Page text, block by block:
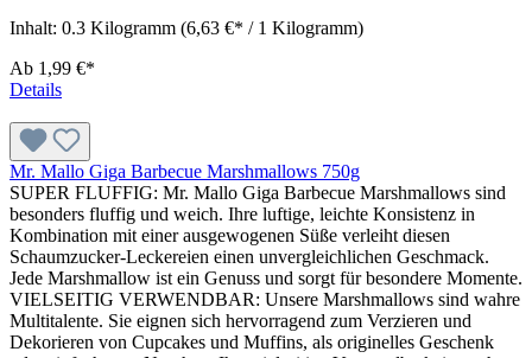
Inhalt: 0.3 Kilogramm (6,63 €* / 1 Kilogramm)
Ab 1,99 €*
Details
Mr. Mallo Giga Barbecue Marshmallows 750g
SUPER FLUFFIG: Mr. Mallo Giga Barbecue Marshmallows sind
besonders fluffig und weich. Ihre luftige, leichte Konsistenz in
Kombination mit einer ausgewogenen Süße verleiht diesen
Schaumzucker-Leckereien einen unvergleichlichen Geschmack.
Jede Marshmallow ist ein Genuss und sorgt für besondere Momente.
VIELSEITIG VERWENDBAR: Unsere Marshmallows sind wahre
Multitalente. Sie eignen sich hervorragend zum Verzieren und
Dekorieren von Cupcakes und Muffins, als originelles Geschenk